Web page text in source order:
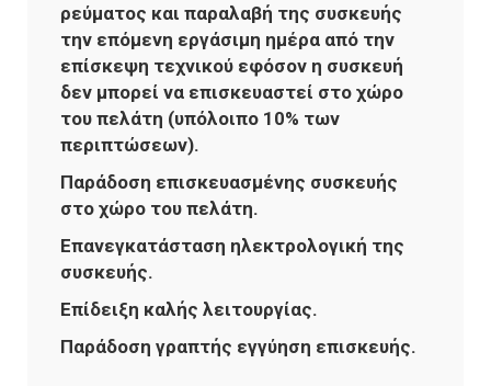
ρεύματος και παραλαβή της συσκευής
την επόμενη εργάσιμη ημέρα από την
επίσκεψη τεχνικού εφόσον η συσκευή
δεν μπορεί να επισκευαστεί στο χώρο
του πελάτη (υπόλοιπο 10% των
περιπτώσεων).
Παράδοση επισκευασμένης συσκευής
στο χώρο του πελάτη.
Επανεγκατάσταση ηλεκτρολογική της
συσκευής.
Επίδειξη καλής λειτουργίας.
Παράδοση γραπτής εγγύηση επισκευής.